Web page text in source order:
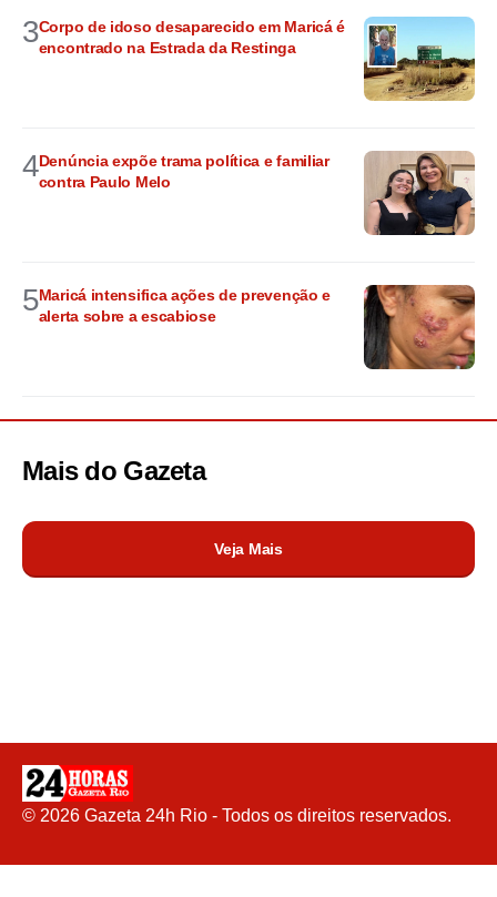
3Corpo de idoso desaparecido em Maricá é
encontrado na Estrada da Restinga
4Denúncia expõe trama política e familiar
contra Paulo Melo
5Maricá intensifica ações de prevenção e
alerta sobre a escabiose
Mais do Gazeta
Veja Mais
© 2026 Gazeta 24h Rio - Todos os direitos reservados.